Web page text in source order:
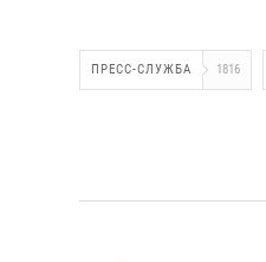
ПРЕСС-СЛУЖБА 1816